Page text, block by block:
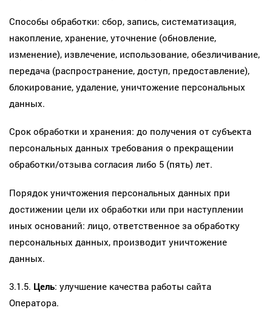
Способы обработки: сбор, запись, систематизация,
накопление, хранение, уточнение (обновление,
изменение), извлечение, использование, обезличивание,
передача (распространение, доступ, предоставление),
блокирование, удаление, уничтожение персональных
данных.
Срок обработки и хранения: до получения от субъекта
персональных данных требования о прекращении
обработки/отзыва согласия либо 5 (пять) лет.
Порядок уничтожения персональных данных при
достижении цели их обработки или при наступлении
иных оснований: лицо, ответственное за обработку
персональных данных, производит уничтожение
данных.
3.1.5. Цель: улучшение качества работы сайта
Оператора.